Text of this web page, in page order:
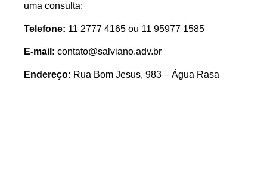
uma consulta:
Telefone: 11 2777 4165 ou 11 95977 1585
E-mail: contato@salviano.adv.br
Endereço: Rua Bom Jesus, 983 – Água Rasa